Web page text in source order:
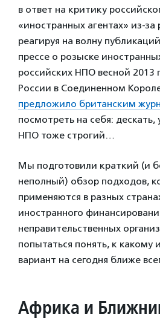
в ответ на критику
«иностранных агентах» из-за
реагируя на волну
прессе о розыске
российских НПО весной 2013
России в Соединенном
предложило британским
посмотреть на себя: дескать,
НПО тоже строгий…
Мы подготовили краткий (и
неполный) обзор подходов,
применяются в разных
иностранного
неправительственных
попытаться понять, к какому
вариант на сегодня ближе
Африка и